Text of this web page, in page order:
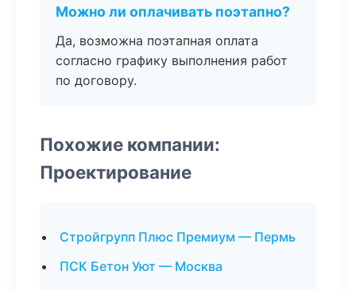
Можно ли оплачивать поэтапно?
Да, возможна поэтапная оплата
согласно графику выполнения работ
по договору.
Похожие компании:
Проектирование
Стройгрупп Плюс Премиум — Пермь
ПСК Бетон Уют — Москва